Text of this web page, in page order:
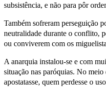
subsistência, e não para pôr
Também sofreram perseguição
neutralidade durante o conflito,
ou conviverem com os
A anarquia instalou-se e com
situação nas paróquias. No
apostatasse, quem perdesse o